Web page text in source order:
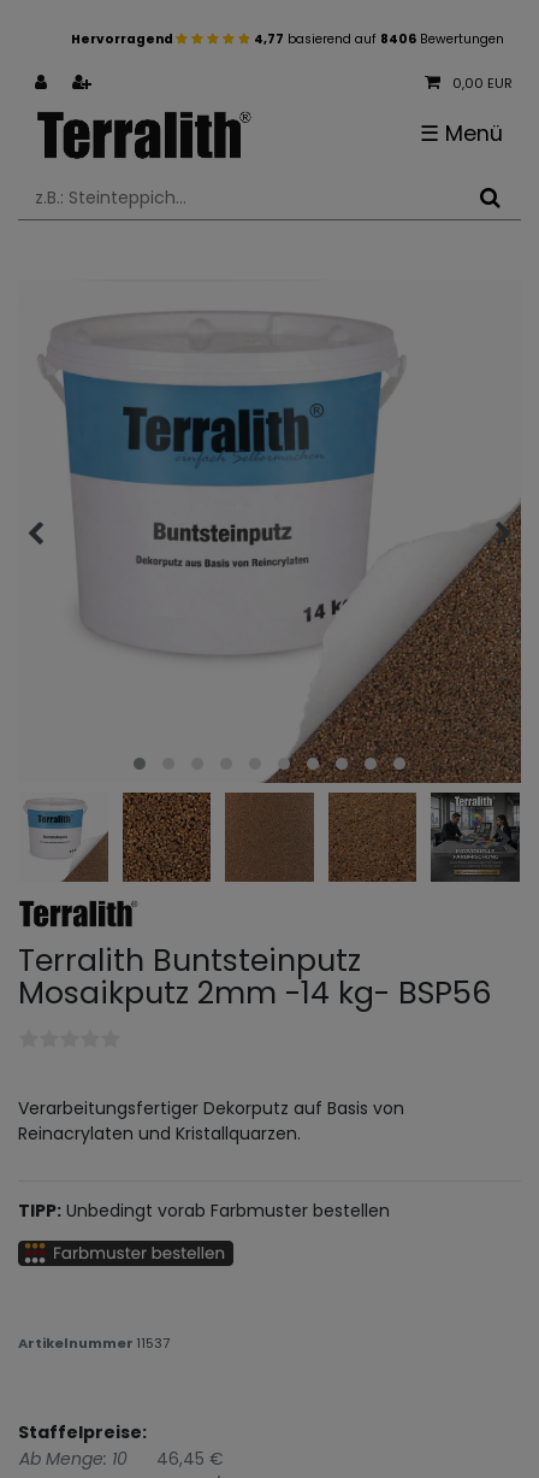
Hervorragend 4,77 basierend auf 8406 Bewertungen
0,00 EUR
☰ Menü
Terralith Buntsteinputz
Mosaikputz 2mm -14 kg- BSP56
Verarbeitungsfertiger Dekorputz auf Basis von
Reinacrylaten und Kristallquarzen.
TIPP: Unbedingt vorab Farbmuster bestellen
Artikelnummer 11537
Staffelpreise:
Ab Menge: 10
46,45 €